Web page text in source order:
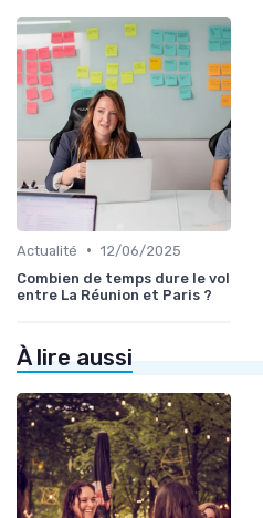
Actualité • 12/06/2025
Combien de temps dure le vol
entre La Réunion et Paris ?
À lire aussi